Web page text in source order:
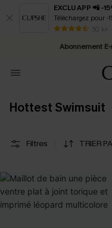
EXCLU APP 📲 -
Téléchargez pour -
50 k+
* Livraison
Abonnement
Hottest Swimsuit
Filtres TRIER